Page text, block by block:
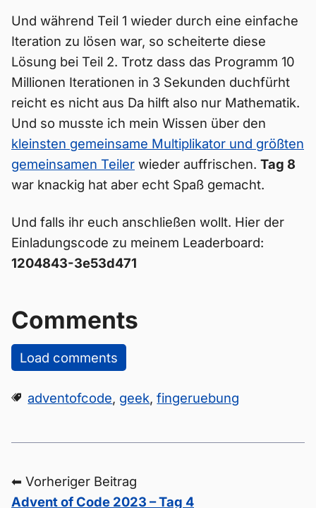
Und während Teil 1 wieder durch eine einfache
Iteration zu lösen war, so scheiterte diese
Lösung bei Teil 2. Trotz dass das Programm 10
Millionen Iterationen in 3 Sekunden duchfürht
reicht es nicht aus Da hilft also nur Mathematik.
Und so musste ich mein Wissen über den
kleinsten gemeinsame Multiplikator und größten
gemeinsamen Teiler wieder auffrischen. Tag 8
war knackig hat aber echt Spaß gemacht.
Und falls ihr euch anschließen wollt. Hier der
Einladungscode zu meinem Leaderboard:
1204843-3e53d471
Comments
Load comments
adventofcode, geek,fingeruebung
⬅ Vorheriger Beitrag
Advent of Code 2023 – Tag 4